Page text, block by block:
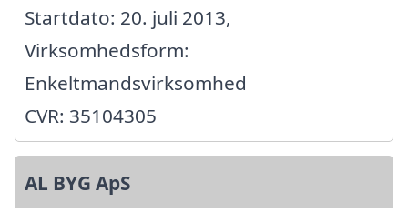
Startdato: 20. juli 2013,
Virksomhedsform:
Enkeltmandsvirksomhed
CVR: 35104305
AL BYG ApS